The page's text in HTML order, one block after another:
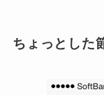
ちょっとした